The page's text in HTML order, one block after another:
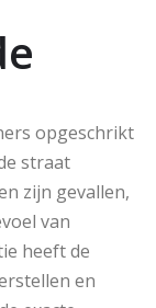
opgeschrikt
straat
zijn gevallen,
van
heeft de
en